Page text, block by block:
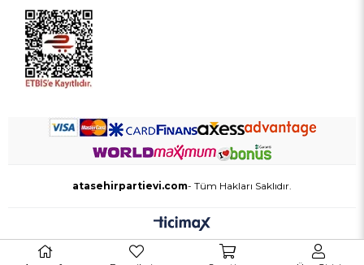
atasehirpartievi.com- Tüm Hakları Saklıdır.